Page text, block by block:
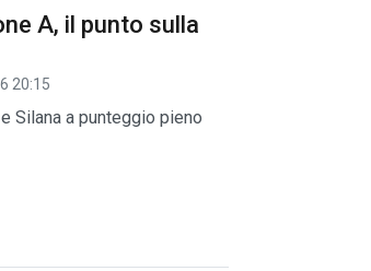
A, il punto sulla
20:15
Silana a punteggio pieno